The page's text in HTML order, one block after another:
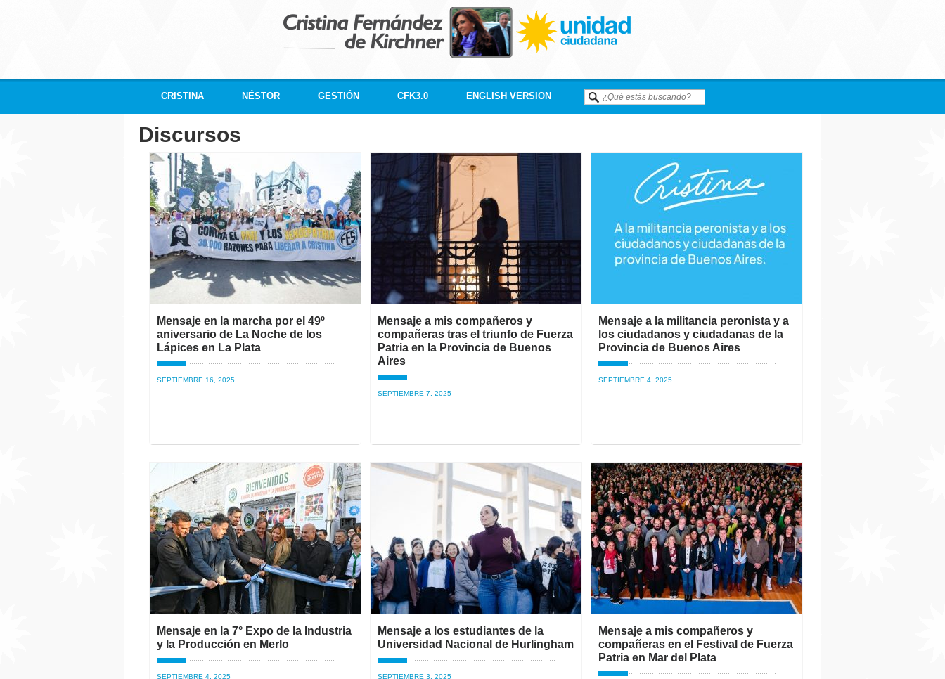
CRISTINA NÉSTOR GESTIÓN CFK3.0 ENGLISH VERSION
Discursos
Mensaje en la marcha por el 49º
aniversario de La Noche de los
Lápices en La Plata
SEPTIEMBRE 16, 2025
Mensaje a mis compañeros y
compañeras tras el triunfo de Fuerza
Patria en la Provincia de Buenos
Aires
SEPTIEMBRE 7, 2025
Mensaje a la militancia peronista y a
los ciudadanos y ciudadanas de la
Provincia de Buenos Aires
SEPTIEMBRE 4, 2025
Mensaje en la 7° Expo de la Industria
y la Producción en Merlo
SEPTIEMBRE 4, 2025
Mensaje a los estudiantes de la
Universidad Nacional de Hurlingham
SEPTIEMBRE 3, 2025
Mensaje a mis compañeros y
compañeras en el Festival de Fuerza
Patria en Mar del Plata